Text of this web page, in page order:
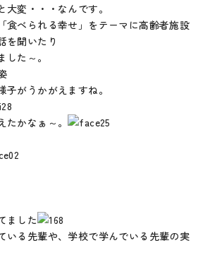
変・・・なんです。
食べられる幸せ」をテーマに高齢者施設
を聞いたり
た～。
子がうかがえますね。
たかなぁ～。
ました
いる先輩や、学校で学んでいる先輩の実